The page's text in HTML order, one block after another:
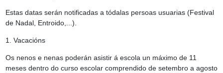
Estas datas serán notificadas a tódalas persoas usuarias (Festival
de Nadal, Entroido,...).
1. Vacacións
Os nenos e nenas poderán asistir á escola un máximo de 11
meses dentro do curso escolar comprendido de setembro a agosto